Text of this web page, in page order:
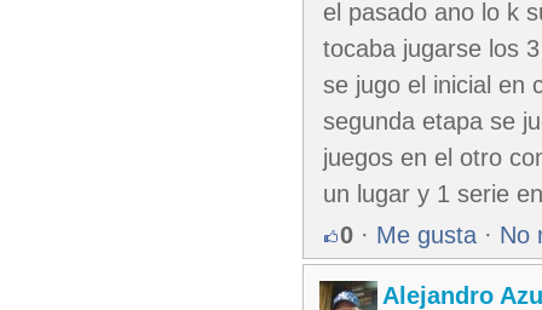
el pasado ano lo k
tocaba jugarse los
se jugo el inicial en
segunda etapa se
juegos en el otro
un lugar y 1 serie
0 · Me gusta · No
Alejandro